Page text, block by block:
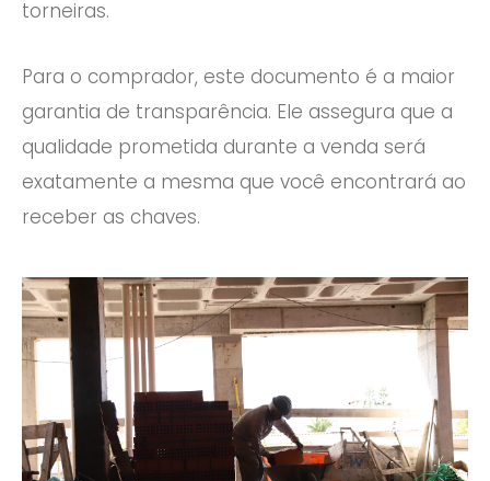
torneiras.
Para o comprador, este documento é a maior
garantia de transparência. Ele assegura que a
qualidade prometida durante a venda será
exatamente a mesma que você encontrará ao
receber as chaves.